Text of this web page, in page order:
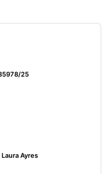
25
Laura Ayres